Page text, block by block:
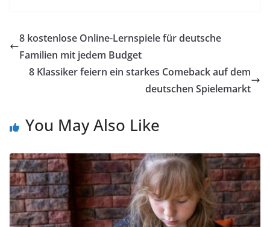
8 kostenlose Online-Lernspiele für deutsche
Familien mit jedem Budget
8 Klassiker feiern ein starkes Comeback auf dem
deutschen Spielemarkt
You May Also Like